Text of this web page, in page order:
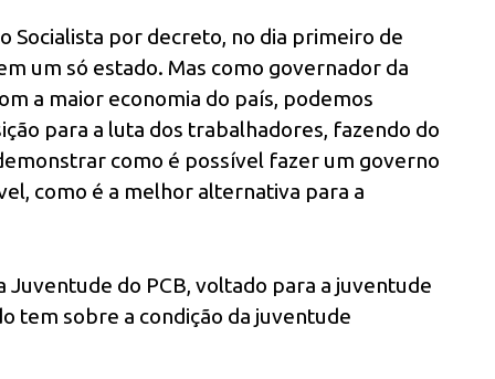
Socialista por decreto, no dia primeiro de
um só estado. Mas como governador da
a maior economia do país, podemos
para a luta dos trabalhadores, fazendo do
como é possível fazer um governo
como é a melhor alternativa para a
Juventude do PCB, voltado para a juventude
tem sobre a condição da juventude